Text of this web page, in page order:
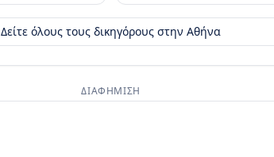
Δείτε όλους τους δικηγόρους στηνΑθήνα
ΔΙΑΦΉΜΙΣΗ